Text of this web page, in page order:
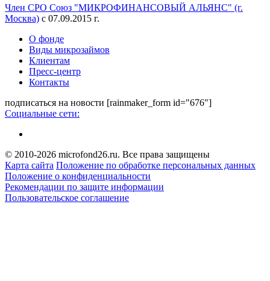
Член СРО Союз "МИКРОФИНАНСОВЫЙ АЛЬЯНС" (г.
Москва) с 07.09.2015 г.
О фонде
Виды микрозаймов
Клиентам
Пресс-центр
Контакты
подписаться на новости [rainmaker_form id="676"]
Социальные сети:
© 2010-2026 microfond26.ru. Все права защищены
Карта сайта Положение по обработке персональных данных
Положение о конфиденциальности
Рекомендации по защите информации
Пользовательское соглашение